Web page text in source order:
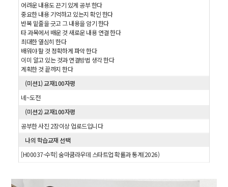
어려운 내용도 끈기 있게 공부 한다
중요한 내용 기억하고 있는지 확인 한다
반복 밑줄을 긋고 그 내용을 암기 한다
타 과목에서 배운 것 새로운 내용 연결 한다
최대한 열심히 한다
배워야 할 것 정확하게 파악 한다
이미 알고 있는 것과 연결방법 생각 한다
계획한 것 끝까지 한다
(미션1) 교재100자평
네~도전
(미션2) 교재100자평
공부한 사진 2장이상 업로드입니다
나의 학습교재 선택
[H00037-수학] 숨마쿰라우데 스타트업 확률과 통계(2026)